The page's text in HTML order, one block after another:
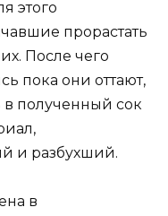
этого
прорастать
После чего
пока они оттают,
в полученный сок
и разбухший.